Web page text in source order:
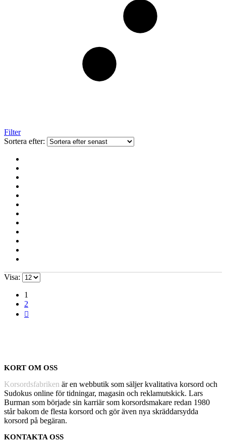
Filter
Sortera efter:
Visa:
1
2
KORT OM OSS
Korsordsfabriken är en webbutik som säljer kvalitativa korsord och
Sudokus online för tidningar, magasin och reklamutskick. Lars
Burman som började sin karriär som korsordsmakare redan 1980
står bakom de flesta korsord och gör även nya skräddarsydda
korsord på begäran.
KONTAKTA OSS